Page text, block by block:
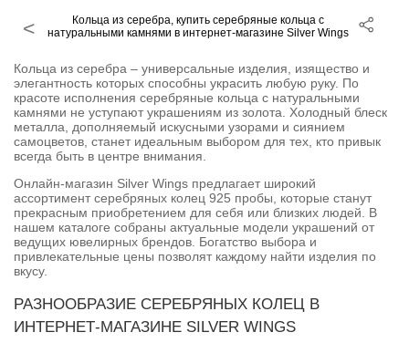
Кольца из серебра, купить серебряные кольца с
натуральными камнями в интернет-магазине Silver Wings
Кольца из серебра – универсальные изделия, изящество и
элегантность которых способны украсить любую руку. По
красоте исполнения серебряные кольца с натуральными
камнями не уступают украшениям из золота. Холодный блеск
металла, дополняемый искусными узорами и сиянием
самоцветов, станет идеальным выбором для тех, кто привык
всегда быть в центре внимания.
Онлайн-магазин Silver Wings предлагает широкий
ассортимент серебряных колец 925 пробы, которые станут
прекрасным приобретением для себя или близких людей. В
нашем каталоге собраны актуальные модели украшений от
ведущих ювелирных брендов. Богатство выбора и
привлекательные цены позволят каждому найти изделия по
вкусу.
РАЗНООБРАЗИЕ СЕРЕБРЯНЫХ КОЛЕЦ В
ИНТЕРНЕТ-МАГАЗИНЕ SILVER WINGS